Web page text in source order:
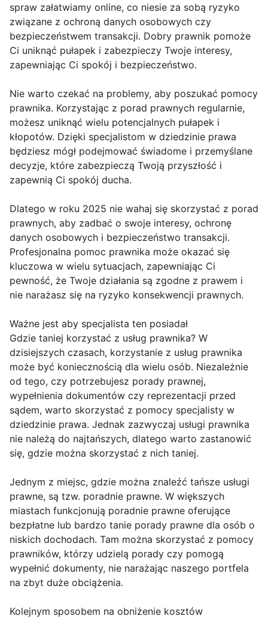
spraw załatwiamy online, co niesie za sobą ryzyko
związane z ochroną danych osobowych czy
bezpieczeństwem transakcji. Dobry prawnik pomoże
Ci uniknąć pułapek i zabezpieczy Twoje interesy,
zapewniając Ci spokój i bezpieczeństwo.
Nie warto czekać na problemy, aby poszukać pomocy
prawnika. Korzystając z porad prawnych regularnie,
możesz uniknąć wielu potencjalnych pułapek i
kłopotów. Dzięki specjalistom w dziedzinie prawa
będziesz mógł podejmować świadome i przemyślane
decyzje, które zabezpieczą Twoją przyszłość i
zapewnią Ci spokój ducha.
Dlatego w roku 2025 nie wahaj się skorzystać z porad
prawnych, aby zadbać o swoje interesy, ochronę
danych osobowych i bezpieczeństwo transakcji.
Profesjonalna pomoc prawnika może okazać się
kluczowa w wielu sytuacjach, zapewniając Ci
pewność, że Twoje działania są zgodne z prawem i
nie narażasz się na ryzyko konsekwencji prawnych.
Ważne jest aby specjalista ten posiadał
Gdzie taniej korzystać z usług prawnika? W
dzisiejszych czasach, korzystanie z usług prawnika
może być koniecznością dla wielu osób. Niezależnie
od tego, czy potrzebujesz porady prawnej,
wypełnienia dokumentów czy reprezentacji przed
sądem, warto skorzystać z pomocy specjalisty w
dziedzinie prawa. Jednak zazwyczaj usługi prawnika
nie należą do najtańszych, dlatego warto zastanowić
się, gdzie można skorzystać z nich taniej.
Jednym z miejsc, gdzie można znaleźć tańsze usługi
prawne, są tzw. poradnie prawne. W większych
miastach funkcjonują poradnie prawne oferujące
bezpłatne lub bardzo tanie porady prawne dla osób o
niskich dochodach. Tam można skorzystać z pomocy
prawników, którzy udzielą porady czy pomogą
wypełnić dokumenty, nie narażając naszego portfela
na zbyt duże obciążenia.
Kolejnym sposobem na obniżenie kosztów